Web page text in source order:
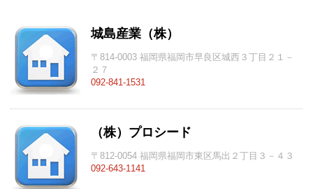
城島産業（株）
〒814-0003 福岡県福岡市早良区城西３丁目２１－
２７
092-841-1531
（株）プロシード
〒812-0054 福岡県福岡市東区馬出２丁目３－４３
092-643-1141